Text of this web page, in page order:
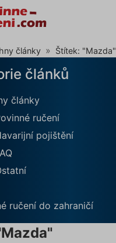
články Štítek: "Mazda"
článků
články
ručení
pojištění
ručení do zahraničí